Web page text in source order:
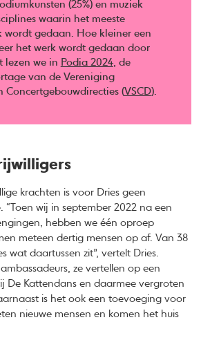
(25%) en muziek
waarin het meeste
wordt gedaan. Hoe kleiner een
het werk wordt gedaan door
lezen we in Podia 2024, de
van de Vereniging
Concertgebouwdirecties (VSCD).
krachten is voor Dries geen
wij in september 2022 na een
hebben we één oproep
meteen dertig mensen op af. Van 38
wat daartussen zit”, vertelt Dries.
ze vertellen op een
De Kattendans en daarmee vergroten
is het ook een toevoeging voor
nieuwe mensen en komen het huis